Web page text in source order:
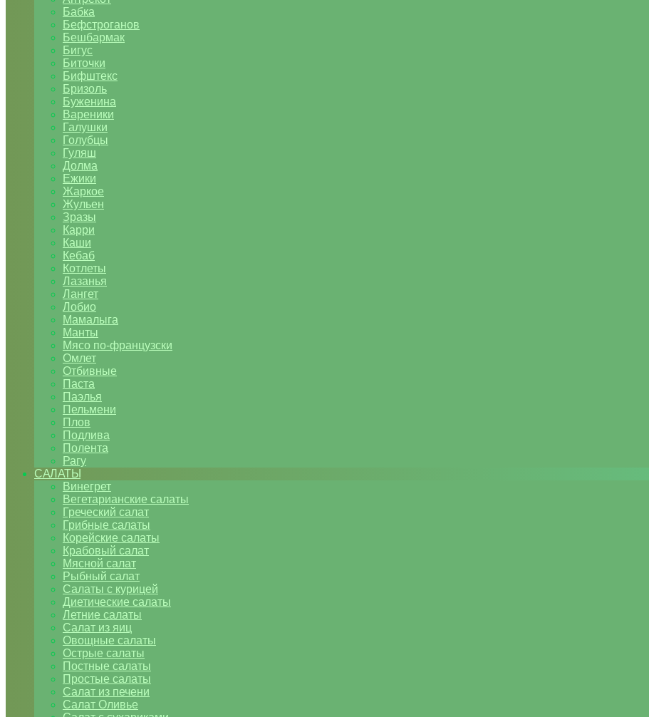
Бабка
Бефстроганов
Бешбармак
Бигус
Биточки
Бифштекс
Бризоль
Буженина
Вареники
Галушки
Голубцы
Гуляш
Долма
Ежики
Жаркое
Жульен
Зразы
Карри
Каши
Кебаб
Котлеты
Лазанья
Лангет
Лобио
Мамалыга
Манты
Мясо по-французски
Омлет
Отбивные
Паста
Паэлья
Пельмени
Плов
Подлива
Полента
Рагу
САЛАТЫ
Винегрет
Вегетарианские салаты
Греческий салат
Грибные салаты
Корейские салаты
Крабовый салат
Мясной салат
Рыбный салат
Салаты с курицей
Диетические салаты
Летние салаты
Салат из яиц
Овощные салаты
Острые салаты
Постные салаты
Простые салаты
Салат из печени
Салат Оливье